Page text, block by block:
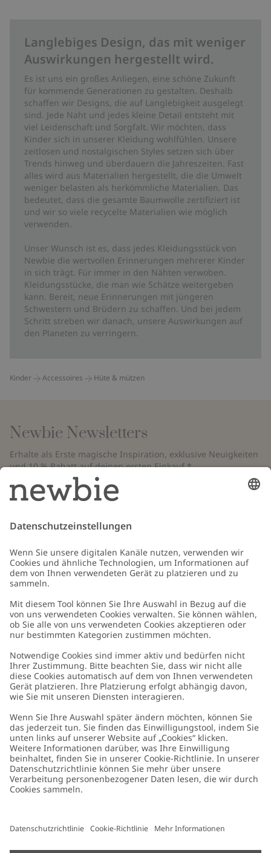
Langlebiges Design, das mit weniger
Auswirkungen hergestellt wird.
Es ist uns ein großes Anliegen, eine schöne Zukunft
für kommende Generationen zu gestalten. Deshalb
schaffen wir Designs, die auf Langlebigkeit ausgelegt
sind. Jede Naht und jedes kleine Detail entsteht mit
viel Leidenschaft und Sorgfalt. Wir möchten, dass
Kinder sich in unserer Kleidung wohlfühlen. Unsere
zeitlosen und nostalgischen Styles setzen sich über
Trends hinweg und überdauern die Jahreszeiten. Fast
alles wird aus Materialien hergestellt, die die Umwelt
weniger belasten als herkömmliche Materialien. Das
bedeutet, dass die gesamte Baumwolle zertifiziert ist
und wir so viele recycelte Materialien wie möglich
verwenden.
Unser Wunsch ist es, dass jedes Kleidungsstück von
Newbie die wertvollen Erinnerungen mehrerer Kinder
in sich trägt. Für immer in den Nähten verwoben.
Kleidungsstücke, die man wie Schätze weitergeben
kann. Bereit, neue Erinnerungen mit jüngeren
Schwestern und Brüdern zu schaffen. Und bei jedem
Schritt streben wir danach, unsere Auswirkungen auf
den Planeten zu verringern.
Kinder Accessoires Hüte & mützen
Newbie Newsletters
Erhalte als Erste magische Inspiration, exklusive Neuigkeiten
und 10 % Rabatt auf deinen ersten Einkauf.*
*Gilt nur für deine erste Bestellung und ist nicht mit anderen Rabatten
oder Angeboten kombinierbar. Gilt nicht für limitierte Artikel. Bitte
überprüfe deinen Spam-Ordner. Lies unsere
Schicken
Kundenservice
Kontaktieren Sie uns
FAQ
Barrierefreiheit
Datenschutzrichtlinie
Cookie-Richtlinie
Über uns
Über Newbie
Nachhaltigkeit
Impressum
Presse
Germany Standort ändern
Cookies